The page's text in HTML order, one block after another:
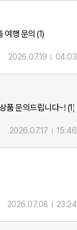
여행 문의(1)
2026.07.19 04:03
품 문의드립니다~! (1)
2026.07.17 15:46
2026.07.08 23:24